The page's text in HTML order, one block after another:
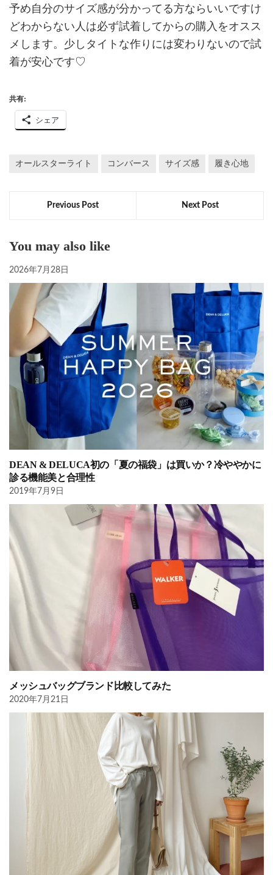
予め自分のサイズ感が分かってる方ならいいですけ
どわからない人は必ず試着してからの購入をオスス
メします。少しタイトな作りには変わりないので試
着が安心です♡
共有:
シェア
オールスターライト コンバース サイズ感 履き心地
Previous Post Next Post
You may also like
2026年7月28日
DEAN & DELUCA初の「夏の福袋」は買いか？冷ややかに
診る機能美と合理性
2019年7月9日
メッシュバッグブランド比較してみた
2020年7月21日